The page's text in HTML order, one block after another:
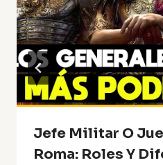
Jefe Militar O
Roma: Roles Y